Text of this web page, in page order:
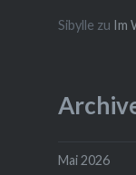
Sibylle zu Im
Mai 2026